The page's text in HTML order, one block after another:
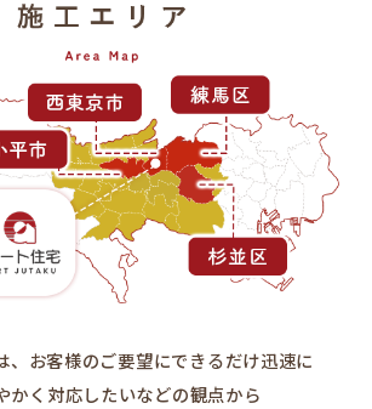
、お客様のご要望にできるだけ迅速に
かく対応したいなどの観点から